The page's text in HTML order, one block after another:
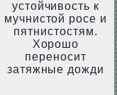
устойчивость к
мучнистой росе и
пятнистостям.
Хорошо
переносит
затяжные дожди